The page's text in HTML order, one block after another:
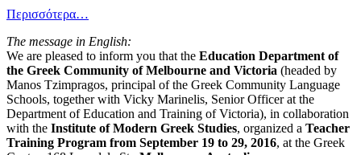
Περισσότερα…
The message in English:
We are pleased to inform you that the Education Department of
the Greek Community of Melbourne and Victoria (headed by
Manos Tzimpragos, principal of the Greek Community Language
Schools, together with Vicky Marinelis, Senior Officer at the
Department of Education and Training of Victoria), in collaboration
with the Institute of Modern Greek Studies, organized a Teacher
Training Program from September 19 to 29, 2016, at the Greek